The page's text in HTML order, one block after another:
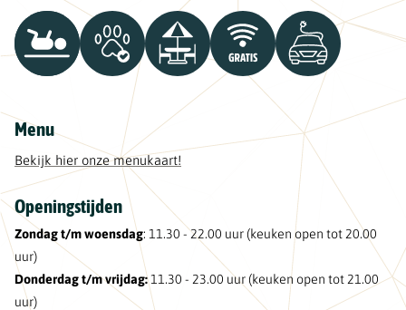
Menu
Bekijk hier onze menukaart!
Openingstijden
Zondag t/m woensdag: 11.30 - 22.00 uur (keuken open tot 20.00
uur)
Donderdag t/m vrijdag:11.30 - 23.00 uur (keuken open tot 21.00
uur)